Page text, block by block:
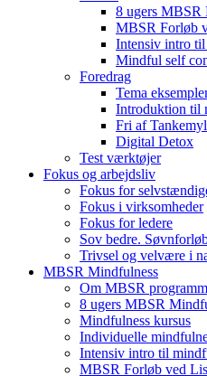
8 ugers MBSR
MBSR Forløb
Intensiv intro
Mindful self
Foredrag
Tema
Introduktion til
Fri af
Digital Detox
Test værktøjer
Fokus og arbejdsliv
Fokus for
Fokus i virksomheder
Fokus for ledere
Sov bedre.
Trivsel og velvære i
MBSR Mindfulness
Om MBSR
8 ugers MBSR
Mindfulness kursus
Individuelle
Intensiv intro til
MBSR Forløb ved